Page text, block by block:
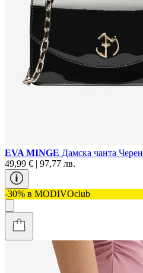
EVA MINGE Дамска чанта Черен
49,99 € | 97,77 лв.
-30% в MODIVOclub